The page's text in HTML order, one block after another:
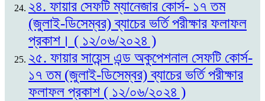
২৪. ফায়ার সেফটি ম্যানেজার কোর্স- ১৭ তম
(জুলাই-ডিসেম্বর) ব্যাচের ভর্তি পরীক্ষার ফলাফল
প্রকাশ। ( ১২/০৬/২০২৪ )
২৫. ফায়ার সায়েন্স এন্ড অকুপেশনাল সেফটি কোর্স-
১৭ তম (জুলাই-ডিসেম্বর) ব্যাচের ভর্তি পরীক্ষার
ফলাফল প্রকাশ ( ১২/০৬/২০২৪ )